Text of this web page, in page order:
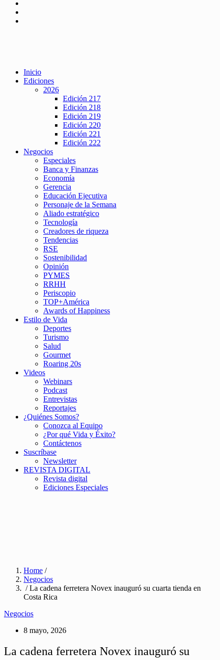
Inicio
Ediciones
2026
Edición 217
Edición 218
Edición 219
Edición 220
Edición 221
Edición 222
Negocios
Especiales
Banca y Finanzas
Economía
Gerencia
Educación Ejecutiva
Personaje de la Semana
Aliado estratégico
Tecnología
Creadores de riqueza
Tendencias
RSE
Sostenibilidad
Opinión
PYMES
RRHH
Periscopio
TOP+América
Awards of Happiness
Estilo de Vida
Deportes
Turismo
Salud
Gourmet
Roaring 20s
Videos
Webinars
Podcast
Entrevistas
Reportajes
¿Quiénes Somos?
Conozca al Equipo
¿Por qué Vida y Éxito?
Contáctenos
Suscríbase
Newsletter
REVISTA DIGITAL
Revista digital
Ediciones Especiales
Home /
Negocios
/ La cadena ferretera Novex inauguró su cuarta tienda en
Costa Rica
Negocios
8 mayo, 2026
La cadena ferretera Novex inauguró su